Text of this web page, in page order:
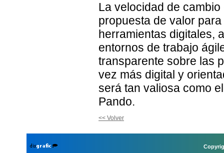
La velocidad de
propuesta de valor
herramientas digitales,
entornos de trabajo
transparente sobre las
vez más digital y
será tan valiosa como
Pando.
<< Volver